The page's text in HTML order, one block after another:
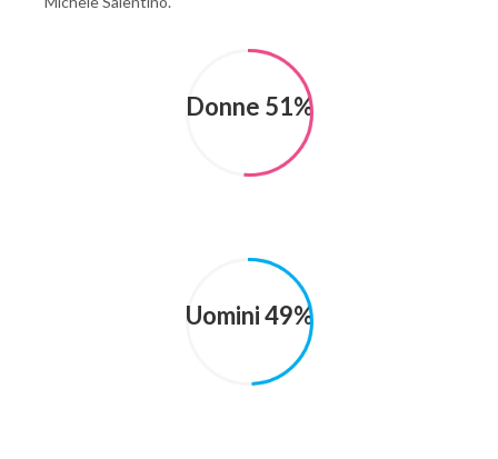
Donne 51%
Uomini 49%